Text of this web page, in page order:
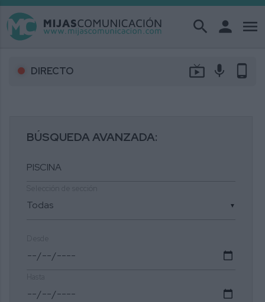
search person menu
DIRECTO live_tv mic phone_android
BÚSQUEDA AVANZADA:
▼